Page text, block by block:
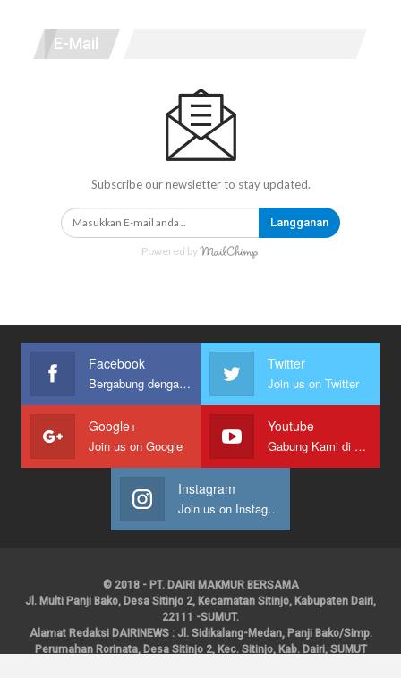
E-Mail
Subscribe our newsletter to stay updated.
Langganan
Powered by
Facebook
Bergabung dengan kami
Twitter
Join us on Twitter
Google+
Join us on Google
Youtube
Gabung Kami di Youtube
Instagram
Join us on Instagram
© 2018 - PT. DAIRI MAKMUR BERSAMA
Jl. Multi Panji Bako, Desa Sitinjo 2, Kecamatan Sitinjo, Kabupaten Dairi,
22111 -SUMUT.
Alamat Redaksi DAIRINEWS : Jl. Sidikalang-Medan, Panji Bako/Simp.
Perumahan Rorinata, Desa Sitinjo 2, Kec. Sitinjo, Kab. Dairi, SUMUT